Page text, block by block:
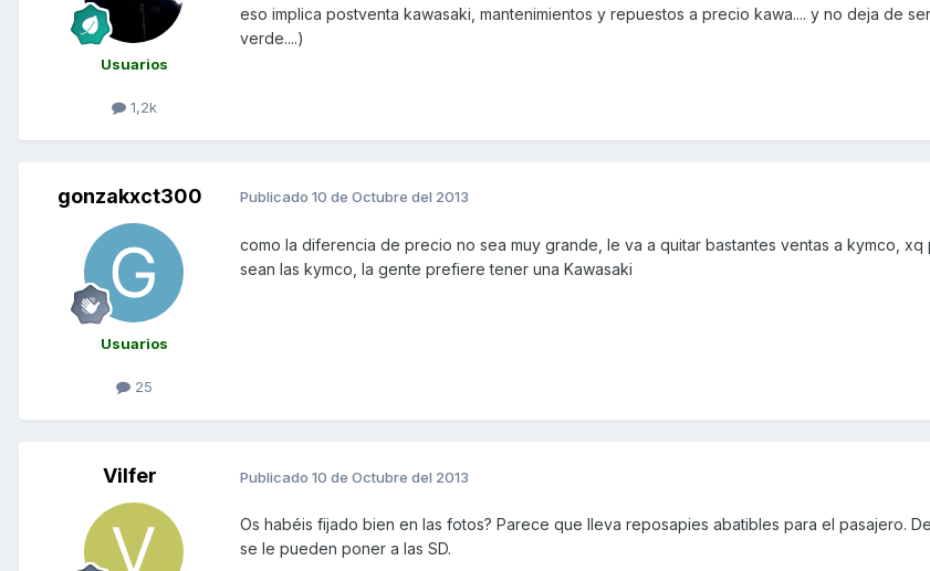
Usuarios
1,2k
eso implica postventa kawasaki, mantenimientos y repuestos a precio kawa.... y no deja de
verde....)
gonzakxct300
Usuarios
25
Publicado 10 de Octubre del 2013
como la diferencia de precio no sea muy grande, le va a quitar bastantes ventas a kymco, xq
sean las kymco, la gente prefiere tener una Kawasaki
Vilfer Publicado 10 de Octubre del 2013
Os habéis fijado bien en las fotos? Parece que lleva reposapies abatibles para el pasajero.
se le pueden poner a las SD.